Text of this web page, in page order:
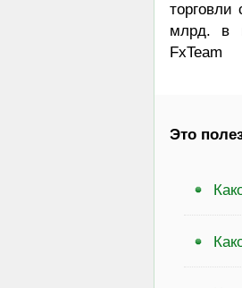
млрд. в
FxTeam
Это